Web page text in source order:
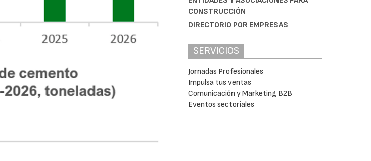
CONSTRUCCIÓN
DIRECTORIO POR EMPRESAS
SERVICIOS
Jornadas Profesionales
Impulsa tus ventas
Comunicación y Marketing B2B
Eventos sectoriales